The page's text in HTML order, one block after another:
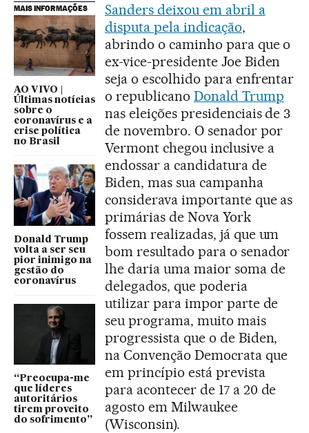
MAIS INFORMAÇÕES
AO VIVO |
Últimas notícias
sobre o
coronavírus e a
crise política
no Brasil
Donald Trump
volta a ser seu
pior inimigo na
gestão do
coronavírus
“Preocupa-me
que líderes
autoritários
tirem proveito
do sofrimento”
Sanders deixou em abril a
disputa pela indicação,
abrindo o caminho para que o
ex-vice-presidente Joe Biden
seja o escolhido para enfrentar
o republicano Donald Trump
nas eleições presidenciais de 3
de novembro. O senador por
Vermont chegou inclusive a
endossar a candidatura de
Biden, mas sua campanha
considerava importante que as
primárias de Nova York
fossem realizadas, já que um
bom resultado para o senador
lhe daria uma maior soma de
delegados, que poderia
utilizar para impor parte de
seu programa, muito mais
progressista que o de Biden,
na Convenção Democrata que
em princípio está prevista
para acontecer de 17 a 20 de
agosto em Milwaukee
(Wisconsin).